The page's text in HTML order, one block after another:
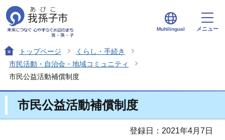
Multilingual メニュー
トップページ
くらし・手続き
市民活動・自治会・地域コミュニティ
市民公益活動補償制度
市民公益活動補償制度
登録日：2021年4月7日